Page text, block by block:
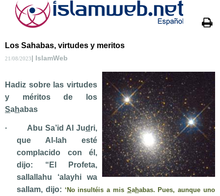
Los Sahabas, virtudes y meritos
21/08/2023| IslamWeb
Hadiz sobre las virtudes
y méritos de los
Sahabas
· Abu Sa’id Al Jud ri,
que Al-lah esté
complacido con él,
dijo: “El Profeta,
sallallahu ‘alayhi wa
sallam, dijo: ‘No insultéis a mis Sahabas. Pues, aunque uno